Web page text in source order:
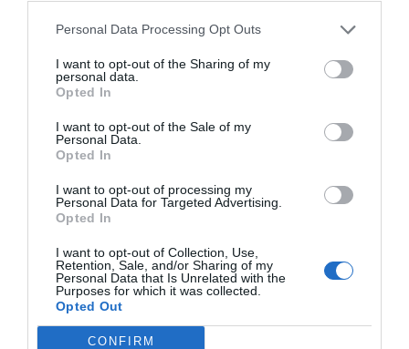
Personal Data Processing Opt Outs
I want to opt-out of the Sharing of my
personal data.
Opted In
I want to opt-out of the Sale of my
Personal Data.
Opted In
I want to opt-out of processing my
Personal Data for Targeted Advertising.
Opted In
I want to opt-out of Collection, Use,
Retention, Sale, and/or Sharing of my
Personal Data that Is Unrelated with the
Purposes for which it was collected.
Opted Out
CONFIRM
Αφορά μέχρι πού είναι διατεθειμένη να φτάσει η σύγχρονη
κοινωνία στην προσπάθεια υπέρβασης των ανθρώπινων ορίων.
προπόνηση…
ή στα εργαστήρια.
ΠΡΟΗΓΟΎΜΕΝΗ ΑΝΆΡΤΗΣΗ
ΙΡΑΝ: ΔΕΝ ΠΑΡΑΔΙΔΟΥΜΕ ΤΟ ΕΜΠΛΟΥΤΙΣΜΕΝΟ ΟΥΡΑΝΙΟ —
ΝΕΟ ΑΓΚΑΘΙ ΣΤΙΣ ΔΙΑΠΡΑΓΜΑΤΕΥΣΕΙΣ ΜΕ ΤΙΣ ΗΠΑ